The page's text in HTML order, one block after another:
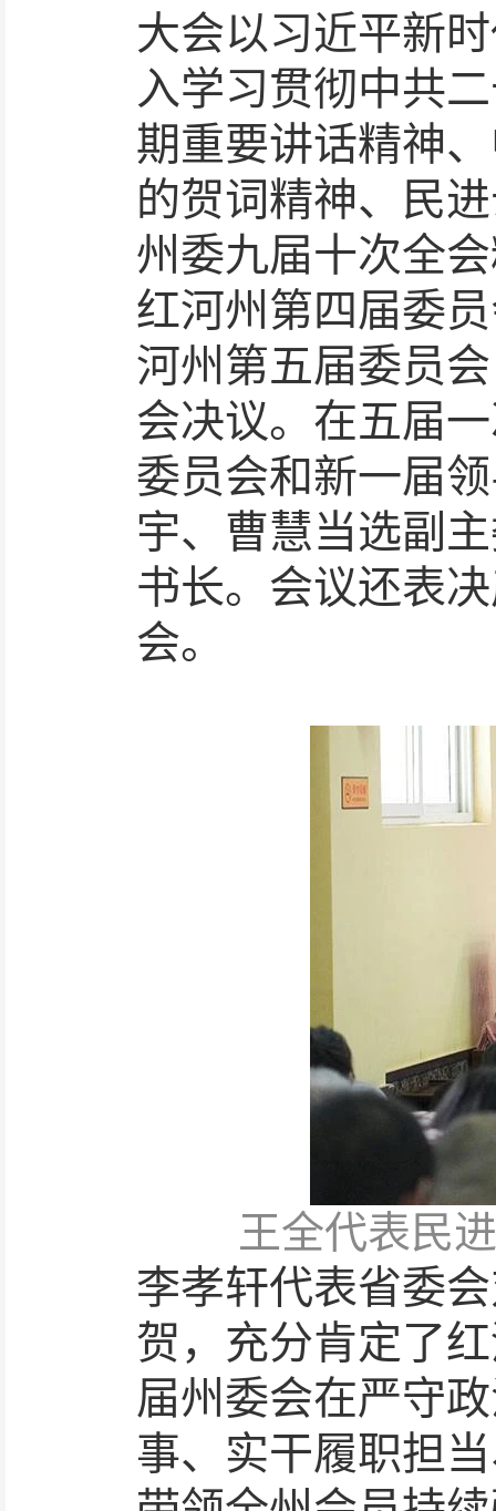
大会以习近平新
入学习贯彻中共
期重要讲话精神
的贺词精神、民
州委九届十次全
红河州 第四届委
河州第五届委员会
会决议。 在五届
委员会和新一届
宇、 曹慧当选副
书长。 会议还表
会。
王全代表民
李孝轩代表省委
贺，充分肯定了
届州委会在严守
事、实干履职担